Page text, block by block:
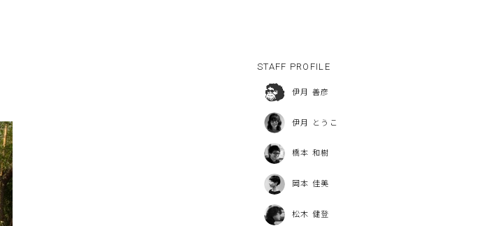
STAFF PROFILE
伊月 善彦
伊月 とうこ
橋本 和樹
岡本 佳美
松木 健登